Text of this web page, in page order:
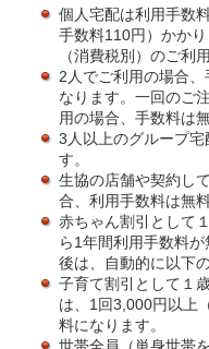
個人宅配は利用手数
手数料110円）かか
（消費税別）のご利
2人でご利用の場合
なります。一回のご
用の場合、手数料は
3人以上のグループ
す。
生協の店舗や契約し
合、利用手数料は無
赤ちゃん割引として
ら1年間利用手数料
後は、自動的に以下
子育て割引として１
は、1回3,000円以上
料になります。